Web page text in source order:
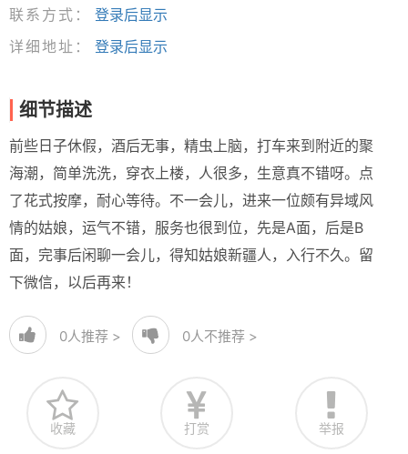
联系方式：
登录后显示
详细地址：
登录后显示
细节描述
前些日子休假，酒后无事，精虫上脑，打车来到附近的聚
海潮，简单洗洗，穿衣上楼，人很多，生意真不错呀。点
了花式按摩，耐心等待。不一会儿，进来一位颇有异域风
情的姑娘，运气不错，服务也很到位，先是A面，后是B
面，完事后闲聊一会儿，得知姑娘新疆人，入行不久。留
下微信，以后再来！
0人推荐 > 0人不推荐 >
收藏 打赏 举报